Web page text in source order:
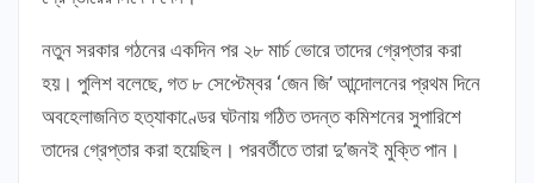
নতুন সরকার গঠনের একদিন পর ২৮ মার্চ ভোরে তাদের গ্রেপ্তার করা
হয়। পুলিশ বলেছে, গত ৮ সেপ্টেম্বর ‘জেন জি’ আন্দোলনের প্রথম দিনে
অবহেলাজনিত হত্যাকাণ্ডের ঘটনায় গঠিত তদন্ত কমিশনের সুপারিশে
তাদের গ্রেপ্তার করা হয়েছিল। পরবর্তীতে তারা দু’জনই মুক্তি পান।